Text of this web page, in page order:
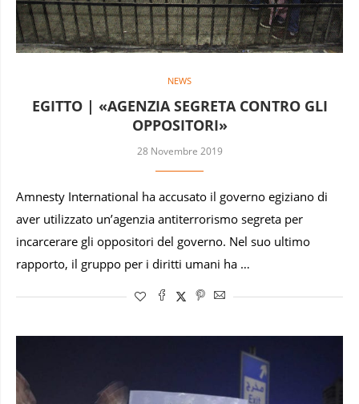
NEWS
EGITTO | «AGENZIA SEGRETA CONTRO GLI
OPPOSITORI»
28 Novembre 2019
Amnesty International ha accusato il governo egiziano di
aver utilizzato un’agenzia antiterrorismo segreta per
incarcerare gli oppositori del governo. Nel suo ultimo
rapporto, il gruppo per i diritti umani ha …